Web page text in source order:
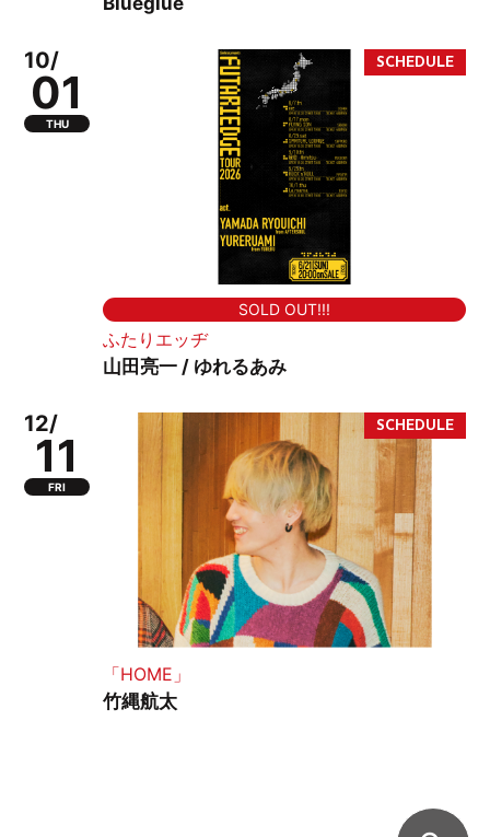
10/
01
THU
SOLD OUT!!!
ふたりエッヂ
山田亮一 / ゆれるあみ
12/
11
FRI
「HOME」
竹縄航太